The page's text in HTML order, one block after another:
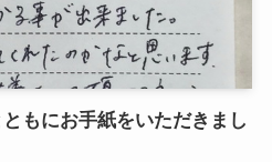
もにお手紙をいただきまし